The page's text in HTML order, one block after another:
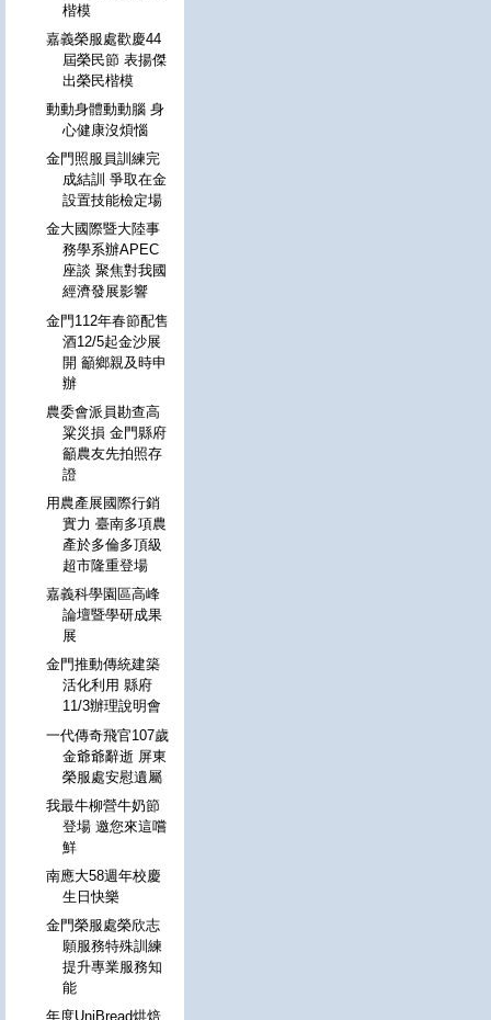
楷模
嘉義榮服處歡慶44
屆榮民節 表揚傑
出榮民楷模
動動身體動動腦 身
心健康沒煩惱
金門照服員訓練完
成結訓 爭取在金
設置技能檢定場
金大國際暨大陸事
務學系辦APEC
座談 聚焦對我國
經濟發展影響
金門112年春節配售
酒12/5起金沙展
開 籲鄉親及時申
辦
農委會派員勘查高
粱災損 金門縣府
籲農友先拍照存
證
用農產展國際行銷
實力 臺南多項農
產於多倫多頂級
超市隆重登場
嘉義科學園區高峰
論壇暨學研成果
展
金門推動傳統建築
活化利用 縣府
11/3辦理說明會
一代傳奇飛官107歲
金爺爺辭逝 屏東
榮服處安慰遺屬
我最牛柳營牛奶節
登場 邀您來這嚐
鮮
南應大58週年校慶
生日快樂
金門榮服處榮欣志
願服務特殊訓練
提升專業服務知
能
年度UniBread烘焙